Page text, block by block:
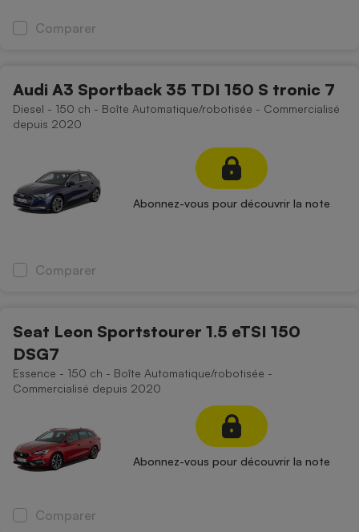
Comparer
Audi A3 Sportback 35 TDI 150 S tronic 7
Diesel - 150 ch - Boîte Automatique/robotisée - Commercialisé
depuis 2020
Abonnez-vous pour découvrir la note
Comparer
Seat Leon Sportstourer 1.5 eTSI 150
DSG7
Essence - 150 ch - Boîte Automatique/robotisée -
Commercialisé depuis 2020
Abonnez-vous pour découvrir la note
Comparer